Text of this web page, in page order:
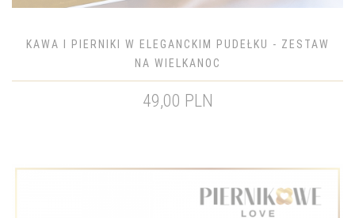
KAWA I PIERNIKI W ELEGANCKIM PUDEŁKU - ZESTAW
NA WIELKANOC
49,00 PLN